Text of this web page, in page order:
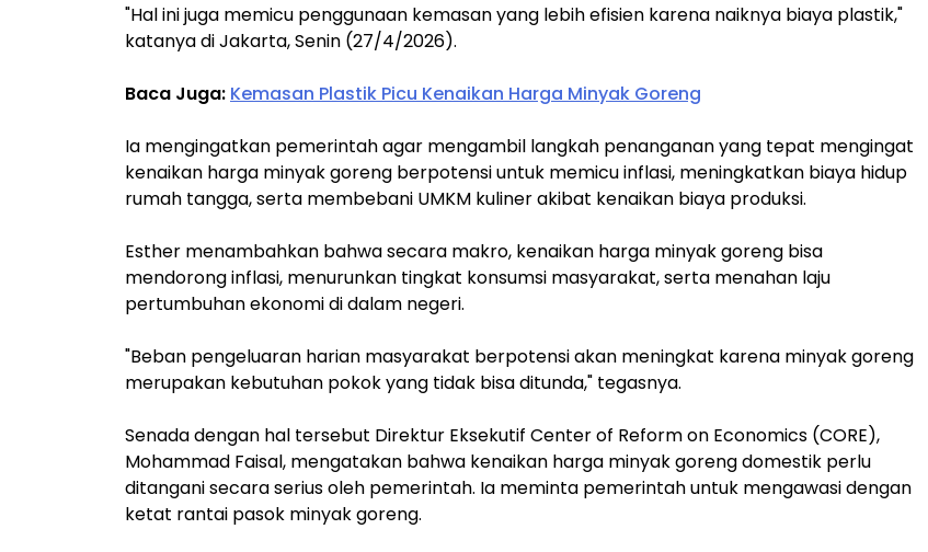
"Hal ini juga memicu penggunaan kemasan yang lebih efisien karena naiknya biaya plastik,"
katanya di Jakarta, Senin (27/4/2026).
Baca Juga: Kemasan Plastik Picu Kenaikan Harga Minyak Goreng
Ia mengingatkan pemerintah agar mengambil langkah penanganan yang tepat mengingat
kenaikan harga minyak goreng berpotensi untuk memicu inflasi, meningkatkan biaya hidup
rumah tangga, serta membebani UMKM kuliner akibat kenaikan biaya produksi.
Esther menambahkan bahwa secara makro, kenaikan harga minyak goreng bisa
mendorong inflasi, menurunkan tingkat konsumsi masyarakat, serta menahan laju
pertumbuhan ekonomi di dalam negeri.
"Beban pengeluaran harian masyarakat berpotensi akan meningkat karena minyak goreng
merupakan kebutuhan pokok yang tidak bisa ditunda," tegasnya.
Senada dengan hal tersebut Direktur Eksekutif Center of Reform on Economics (CORE),
Mohammad Faisal, mengatakan bahwa kenaikan harga minyak goreng domestik perlu
ditangani secara serius oleh pemerintah. Ia meminta pemerintah untuk mengawasi dengan
ketat rantai pasok minyak goreng.